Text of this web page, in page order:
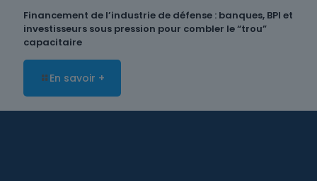
Financement de l’industrie de défense : banques, BPI et
investisseurs sous pression pour combler le “trou”
capacitaire
En savoir +